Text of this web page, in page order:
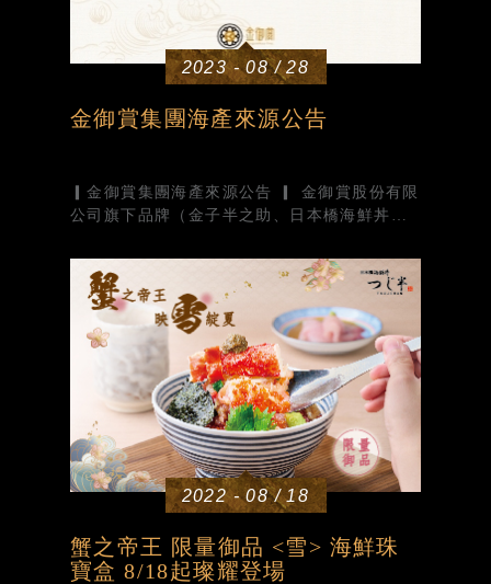
2023 - 08 / 28
金御賞集團海產來源公告
▎金御賞集團海產來源公告 ▎ 金御賞股份有限
公司旗下品牌（金子半之助、日本橋海鮮丼辻
並聯繫品牌海產供應商， 「避免採用」任何可
能受影...
2022 - 08 / 18
蟹之帝王 限量御品 <雪> 海鮮珠
寶盒 8/18起璨耀登場